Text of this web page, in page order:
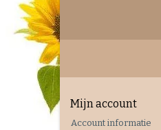
Mijn account
Account informatie